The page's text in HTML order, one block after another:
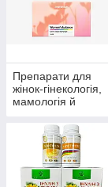
Препарати для
жінок-гінекологія,
мамологія й